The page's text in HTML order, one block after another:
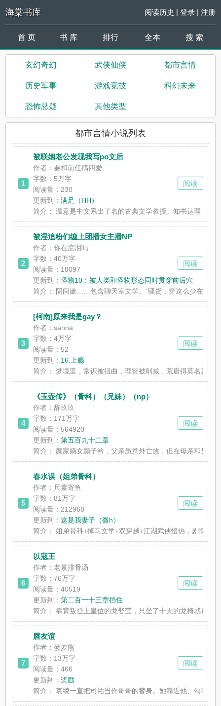
海棠书库 阅读历史 | 登录| 注册
首 页 书 库 排行 全本 搜 索
玄幻奇幻 武侠仙侠 都市言情
历史军事 游戏竞技 科幻未来
恐怖悬疑 其他类型
都市言情小说列表
1
被联姻老公发现我写po文后
作者：要和前任搞四爱
字数： 5万字
阅读量：230
更新到：满足（HH）
简介：
温意是中文系出了名的古典文学教授。知书达理，温
阅读
2
被淫追粉们缠上团播女主播NP
作者：你在流泪吗
字数：40万字
阅读量：18097
更新到：怪物10：被人类和怪物形态同时贯穿前后穴
简介：
阴间嬷……包含聊天室文学。“骚货，穿这么少在镜头
阅读
3
[柯南]原来我是gay？
作者：sanna
字数：4万字
阅读量：52
更新到： 16.上瘾
简介：
梦境里，常识被扭曲，理智被削减，荒唐得莫名其
阅读
4
《玉壶传》（骨科）（兄妹）（np）
作者：辞玖玖
字数： 171万字
阅读量：564920
更新到：第五百九十二章
简介：
颜家嫡女颜子衿，父亲虽意外亡故，但在母亲和兄长
阅读
5
春水误（姐弟骨科）
作者：尺素寄鱼
字数：81万字
阅读量：212968
更新到：这是我妻子（微h）
简介：
姐弟骨科+掉马文学+双穿越+江湖武侠慢热，剧情向
阅读
6
以寇王
作者：老景排骨汤
字数：76万字
阅读量：40519
更新到：第二百一十三章挡住
简介：
靠背叛登上皇位的龙娶莹，只坐了十天的龙椅就被拉
阅读
7
唇友谊
作者：菠萝熊
字数： 13万字
阅读量：466
更新到：奖励
简介：
哀绫一直把司祐当作哥哥的替身。她靠近他、勾引他
阅读